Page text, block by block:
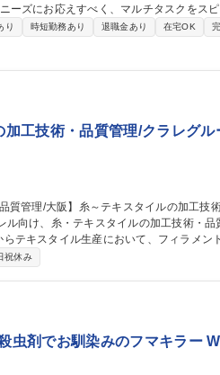
。 ■メール、電話等による顧客応対・事務
務】銀行出身者歓迎◎丸の内勤務
り 時短勤務あり 退職金あり 在宅OK
加工技術・品質管理/クラレグル
技術対応や品質管理に従事。 ■出張：主に
祝休み
虫剤でお馴染みのフマキラー